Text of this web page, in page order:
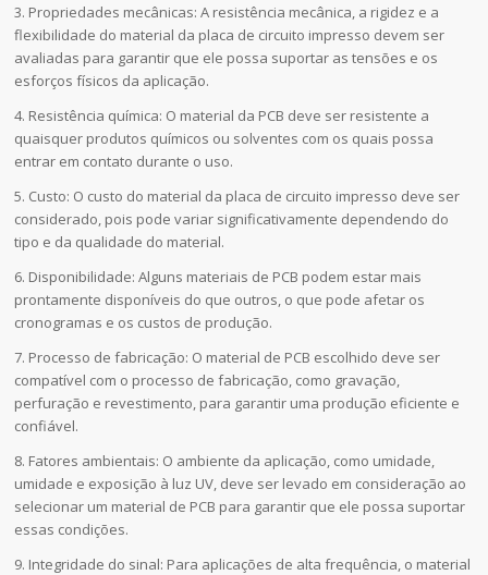
3. Propriedades mecânicas: A resistência mecânica, a rigidez e a
flexibilidade do material da placa de circuito impresso devem ser
avaliadas para garantir que ele possa suportar as tensões e os
esforços físicos da aplicação.
4. Resistência química: O material da PCB deve ser resistente a
quaisquer produtos químicos ou solventes com os quais possa
entrar em contato durante o uso.
5. Custo: O custo do material da placa de circuito impresso deve ser
considerado, pois pode variar significativamente dependendo do
tipo e da qualidade do material.
6. Disponibilidade: Alguns materiais de PCB podem estar mais
prontamente disponíveis do que outros, o que pode afetar os
cronogramas e os custos de produção.
7. Processo de fabricação: O material de PCB escolhido deve ser
compatível com o processo de fabricação, como gravação,
perfuração e revestimento, para garantir uma produção eficiente e
confiável.
8. Fatores ambientais: O ambiente da aplicação, como umidade,
umidade e exposição à luz UV, deve ser levado em consideração ao
selecionar um material de PCB para garantir que ele possa suportar
essas condições.
9. Integridade do sinal: Para aplicações de alta frequência, o material